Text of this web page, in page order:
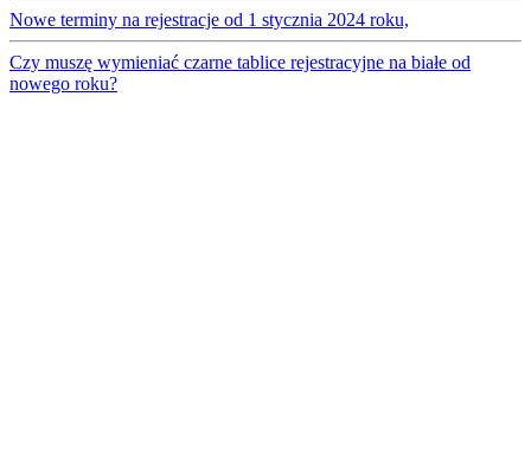
Nowe terminy na rejestracje od 1 stycznia 2024 roku,
Czy muszę wymieniać czarne tablice rejestracyjne na białe od
nowego roku?